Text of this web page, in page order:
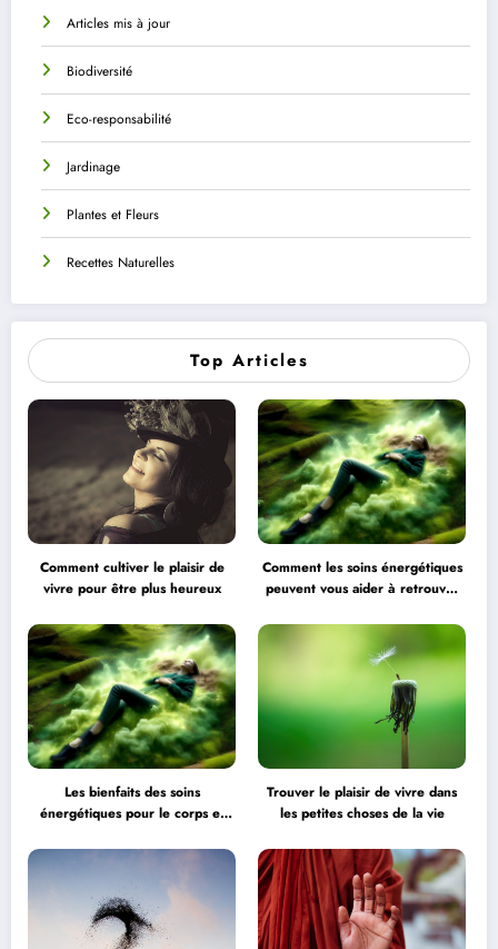
Articles mis à jour
Biodiversité
Eco-responsabilité
Jardinage
Plantes et Fleurs
Recettes Naturelles
Top Articles
Comment cultiver le plaisir de
vivre pour être plus heureux
Comment les soins énergétiques
peuvent vous aider à retrouver
Les bienfaits des soins
énergétiques pour le corps et
Trouver le plaisir de vivre dans
les petites choses de la vie